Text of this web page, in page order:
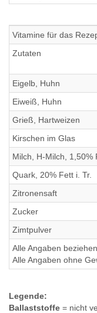
Vitamine für das
Zutaten
Eigelb, Huhn
Eiweiß, Huhn
Grieß, Hartweizen
Kirschen im Glas
Milch, H-Milch, 1,50%
Quark, 20% Fett i. Tr.
Zitronensaft
Zucker
Zimtpulver
Alle Angaben
Alle Angaben ohne
Legende:
Ballaststoffe = nicht